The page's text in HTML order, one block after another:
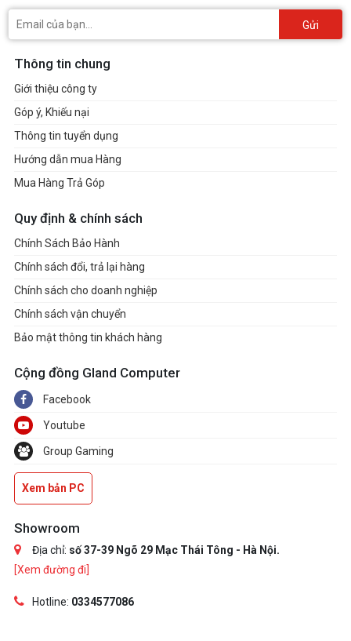
Gửi
Thông tin chung
Giới thiệu công ty
Góp ý, Khiếu nại
Thông tin tuyển dụng
Hướng dẫn mua Hàng
Mua Hàng Trả Góp
Quy định & chính sách
Chính Sách Bảo Hành
Chính sách đổi, trả lại hàng
Chính sách cho doanh nghiệp
Chính sách vận chuyển
Bảo mật thông tin khách hàng
Cộng đồng Gland Computer
Facebook
Youtube
Group Gaming
Xem bản PC
Showroom
Địa chỉ: số 37-39 Ngõ 29 Mạc Thái Tông - Hà Nội.
[Xem đường đi]
Hotline: 0334577086